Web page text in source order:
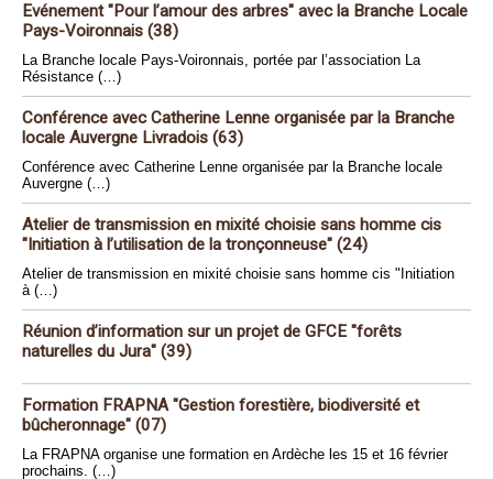
Evénement "Pour l’amour des arbres" avec la Branche Locale
Pays-Voironnais (38)
La Branche locale Pays-Voironnais, portée par l’association La
Résistance (…)
Conférence avec Catherine Lenne organisée par la Branche
locale Auvergne Livradois (63)
Conférence avec Catherine Lenne organisée par la Branche locale
Auvergne (…)
Atelier de transmission en mixité choisie sans homme cis
"Initiation à l’utilisation de la tronçonneuse" (24)
Atelier de transmission en mixité choisie sans homme cis "Initiation
à (…)
Réunion d’information sur un projet de GFCE "forêts
naturelles du Jura" (39)
Formation FRAPNA "Gestion forestière, biodiversité et
bûcheronnage" (07)
La FRAPNA organise une formation en Ardèche les 15 et 16 février
prochains. (…)